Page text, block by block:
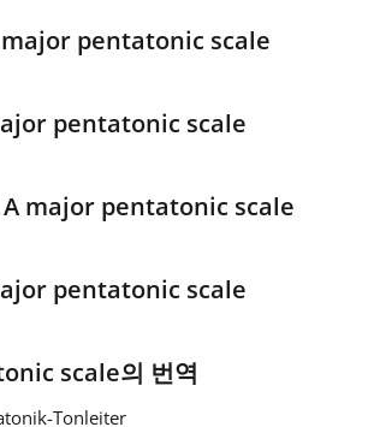
major pentatonic scale
pentatonic scale
A major pentatonic scale
pentatonic scale
scale의 번역
Tonleiter